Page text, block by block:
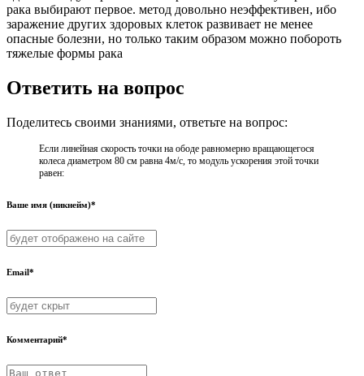
рака выбирают первое. метод довольно неэффективен, ибо
заражение других здоровых клеток развивает не менее
опасные болезни, но только таким образом можно побороть
тяжелые формы рака
Ответить на вопрос
Поделитесь своими знаниями, ответьте на вопрос:
Если линейная скорость точки на ободе равномерно вращающегося
колеса диаметром 80 см равна 4м/с, то модуль ускорения этой точки
равен:
Ваше имя (никнейм)*
Email*
Комментарий*